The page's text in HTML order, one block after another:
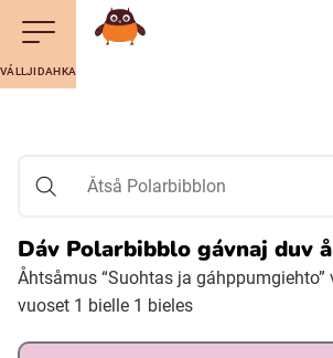
Till navigering av sidans innehåll
Till övergripande innehåll för webbplatsen
Julevsámegiella (Lulesamiska)
Åarjelsaemiengïele (Sydsamiska)
VÁLLJIDAHKA
Maná álggobälláj
Åtså Polarbibblon
Dáv Polarbibblo gávnaj duv
Åhtsåmus “Suohtas ja gáhppumgiehto”
vuoset 1 bielle 1 bieles